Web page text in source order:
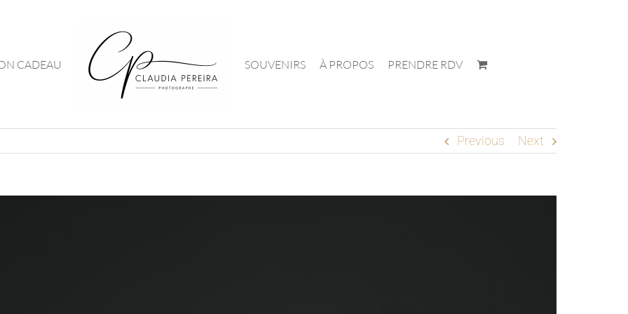
CADEAU SOUVENIRS À PROPOS PRENDRE RDV
Previous Next